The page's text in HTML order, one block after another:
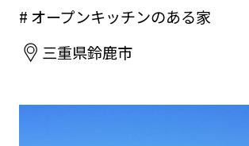
# オープンキッチンのある家
三重県鈴鹿市